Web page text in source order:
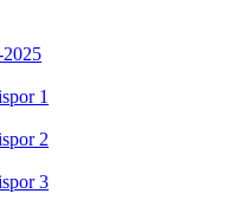
2025
1
2
3